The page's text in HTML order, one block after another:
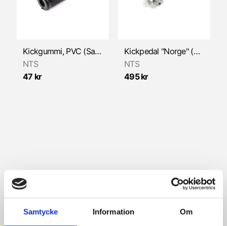
Samtycke Information Om
Kickgummi, PVC (Sachs)
NTS
47 kr
Kickpedal "Norge" (Sachs/Tempo)
NTS
495 kr